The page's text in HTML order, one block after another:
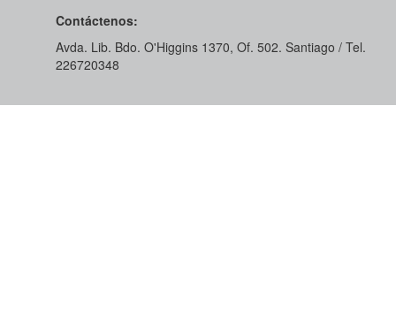
Contáctenos:
Avda. Lib. Bdo. O'Higgins 1370, Of. 502. Santiago / Tel.
226720348